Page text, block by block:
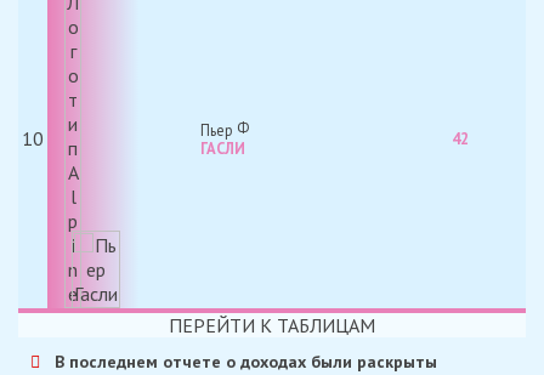
10
Пьер
ГАСЛИ
42
ПЕРЕЙТИ К ТАБЛИЦАМ
В последнем отчете о доходах были раскрыты